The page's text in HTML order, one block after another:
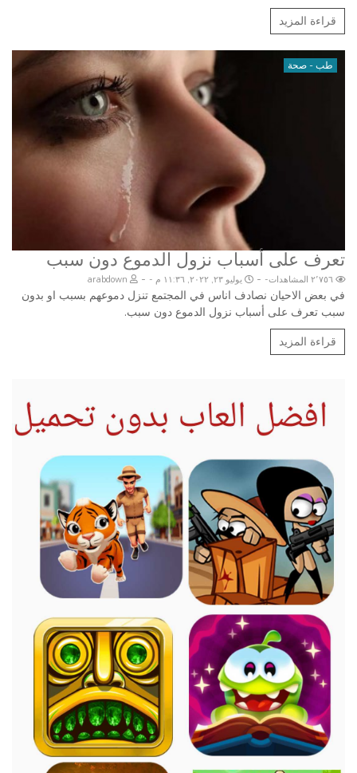
قراءة المزيد
طب - صحة
تعرف على أسباب نزول الدموع دون سبب
- يوليو ٢٣, ٢٠٢٢, ١١:٣٦ م -
في بعض الاحيان نصادف اناس في المجتمع تنزل دموعهم بسبب او بدون
سبب تعرف على أسباب نزول الدموع دون سبب.
قراءة المزيد